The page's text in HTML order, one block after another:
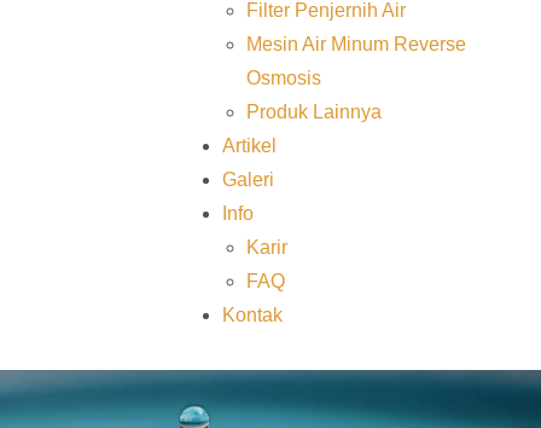
Filter Penjernih Air
Mesin Air Minum Reverse
Osmosis
Produk Lainnya
Artikel
Galeri
Info
Karir
FAQ
Kontak